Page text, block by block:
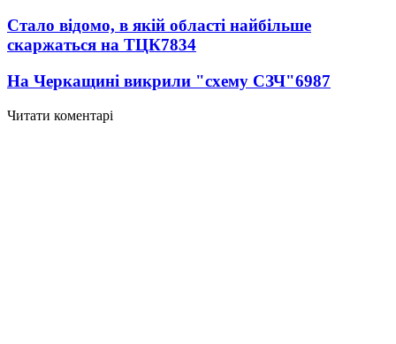
Стало відомо, в якій області найбільше
скаржаться на ТЦК7834
На Черкащині викрили "схему СЗЧ"6987
Читати коментарі